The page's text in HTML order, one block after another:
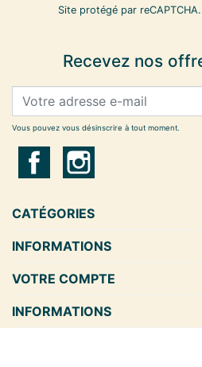
Site protégé par reCAPTCHA.
Recevez nos
Vous pouvez vous désinscrire à tout moment.
CATÉGORIES
INFORMATIONS
VOTRE COMPTE
INFORMATIONS